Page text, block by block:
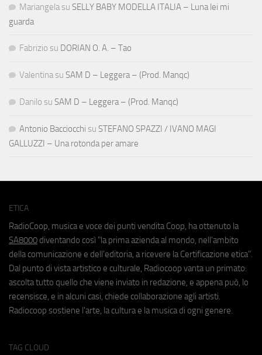
Mariangela su SELLY BABY MODELLA ITALIA – Luna lei mi
guarda
Fabrizio su DORIAN O. A. – Tao
Valentina su SAM D – Leggera – (Prod. Manqc)
Danilo su SAM D – Leggera – (Prod. Manqc)
Antonio Bacciocchi su STEFANO SPAZZI / IVANO MAGI
GALLUZZI – Una rotonda per amare
ETICA
RadioCoop, musica e voce dei punti vendita Coop, ha ottenuto la
SA8000 diventando così "la prima azienda al mondo, nell'ambito
della comunicazione e dell'editoria, a ricevere la Certificazione etica".
Dal punto di vista artistico e culturale, Radiocoop vanta un primato:
ascolta tutto quello che viene inviato in redazione, e appena può, lo
recensisce, e in alcuni casi, chiede collaborazione agli artisti.
Radiocoop sostiene l'arte, la cultura e la musica di ogni genere.
TAG CLOUD